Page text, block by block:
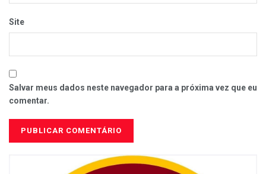
Site
Salvar meus dados neste navegador para a próxima vez que eu
comentar.